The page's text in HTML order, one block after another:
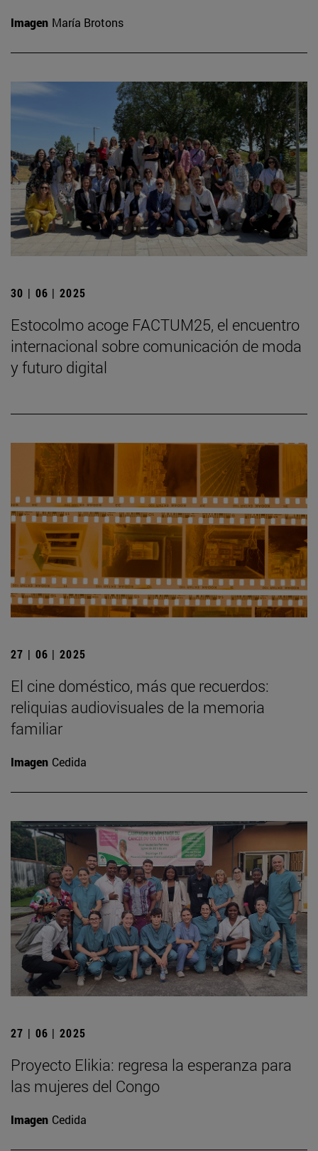
Imagen María Brotons
30 | 06 | 2025
Estocolmo acoge FACTUM25, el encuentro
internacional sobre comunicación de moda
y futuro digital
27 | 06 | 2025
El cine doméstico, más que recuerdos:
reliquias audiovisuales de la memoria
familiar
Imagen Cedida
27 | 06 | 2025
Proyecto Elikia: regresa la esperanza para
las mujeres del Congo
Imagen Cedida